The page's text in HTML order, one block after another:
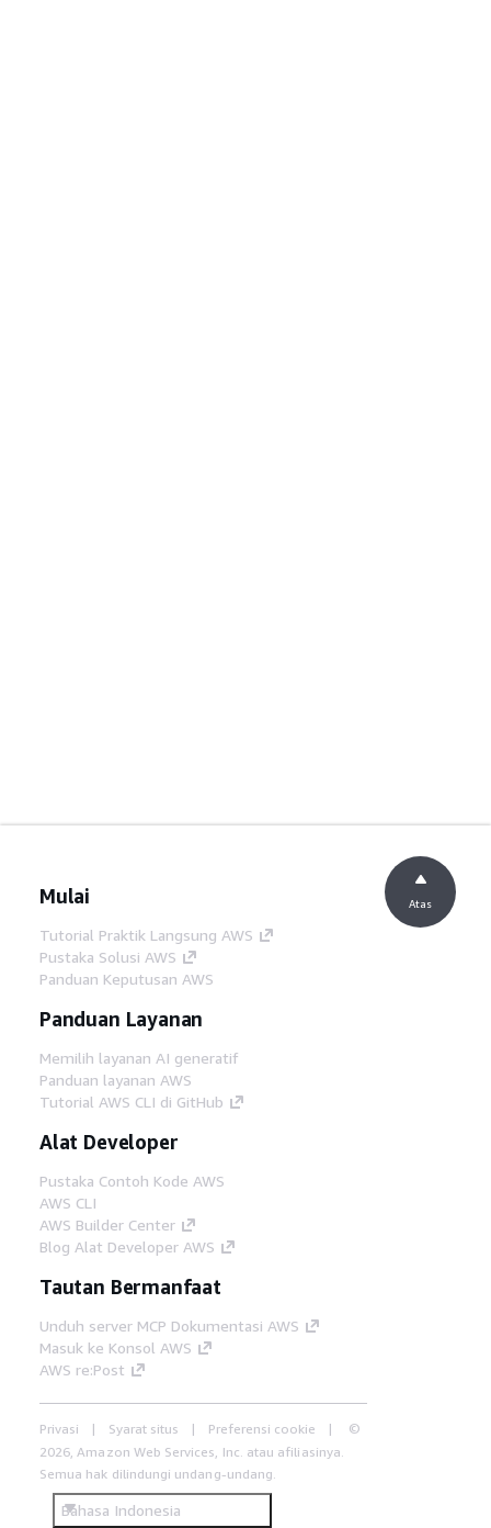
Mulai
Tutorial Praktik Langsung AWS
Pustaka Solusi AWS
Panduan Keputusan AWS
Panduan Layanan
Memilih layanan AI generatif
Panduan layanan AWS
Tutorial AWS CLI di GitHub
Alat Developer
Pustaka Contoh Kode AWS
AWS CLI
AWS Builder Center
Blog Alat Developer AWS
Tautan Bermanfaat
Unduh server MCP Dokumentasi AWS
Masuk ke Konsol AWS
AWS re:Post
Privasi Syarat situs Preferensi cookie
©
2026, Amazon Web Services, Inc. atau afiliasinya.
Semua hak dilindungi undang-undang.
Bahasa Indonesia
Atas